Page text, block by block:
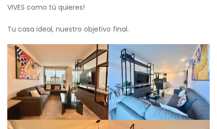
VIVES como tú quieres!
Tu casa ideal, nuestro objetivo final.